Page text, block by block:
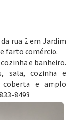
rua 2 em Jardim
farto comércio.
e banheiro.
sala, cozinha e
coberta e amplo
8498